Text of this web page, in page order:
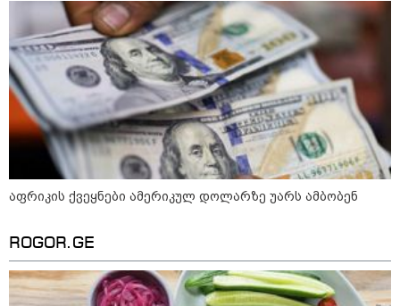
პოლიტიკა
აფრიკის ქვეყნები ამერიკულ დოლარზე უარს ამბობენ
ROGOR.GE